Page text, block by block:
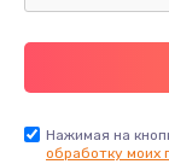
Нажимая на
обработку моих